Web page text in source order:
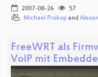
2007-08-26
57
Michael Prokop and
FreeWRT als
VoIP mit